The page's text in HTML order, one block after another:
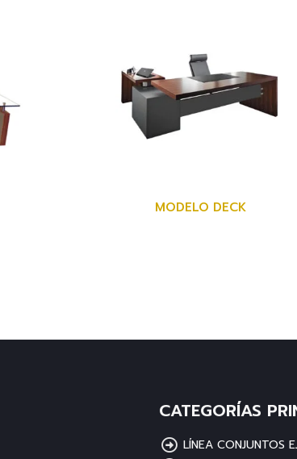
MODELO DECK
CATEGORÍAS
LÍNEA CONJUNTOS